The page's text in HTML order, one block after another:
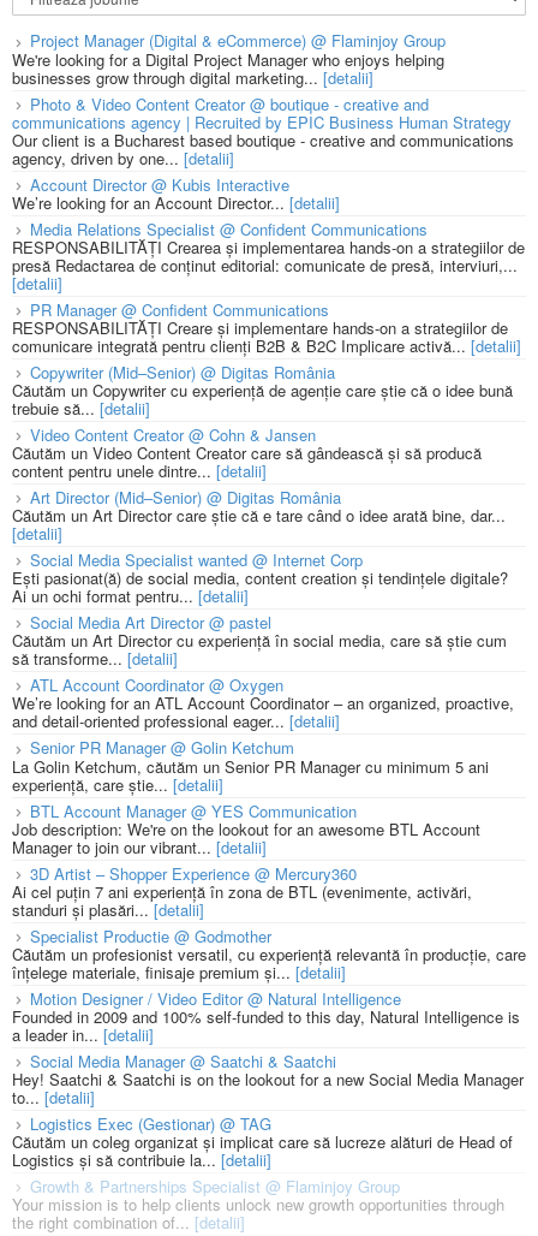
Project Manager (Digital & eCommerce) @ Flaminjoy Group
We're looking for a Digital Project Manager who enjoys helping
businesses grow through digital marketing... [detalii]
Photo & Video Content Creator @ boutique - creative and
communications agency | Recruited by EPIC Business Human Strategy
Our client is a Bucharest based boutique - creative and communications
agency, driven by one... [detalii]
Account Director @ Kubis Interactive
We’re looking for an Account Director... [detalii]
Media Relations Specialist @ Confident Communications
RESPONSABILITĂȚI Crearea și implementarea hands-on a strategiilor de
presă Redactarea de conținut editorial: comunicate de presă, interviuri,...
[detalii]
PR Manager @ Confident Communications
RESPONSABILITĂȚI Creare și implementare hands-on a strategiilor de
comunicare integrată pentru clienți B2B & B2C Implicare activă... [detalii]
Copywriter (Mid–Senior) @ Digitas România
Căutăm un Copywriter cu experiență de agenție care știe că o idee bună
trebuie să... [detalii]
Video Content Creator @ Cohn & Jansen
Căutăm un Video Content Creator care să gândească și să producă
content pentru unele dintre... [detalii]
Art Director (Mid–Senior) @ Digitas România
Căutăm un Art Director care știe că e tare când o idee arată bine, dar...
[detalii]
Social Media Specialist wanted @ Internet Corp
Ești pasionat(ă) de social media, content creation și tendințele digitale?
Ai un ochi format pentru... [detalii]
Social Media Art Director @ pastel
Căutăm un Art Director cu experiență în social media, care să știe cum
să transforme... [detalii]
ATL Account Coordinator @ Oxygen
We’re looking for an ATL Account Coordinator – an organized, proactive,
and detail-oriented professional eager... [detalii]
Senior PR Manager @ Golin Ketchum
La Golin Ketchum, căutăm un Senior PR Manager cu minimum 5 ani
experiență, care știe... [detalii]
BTL Account Manager @ YES Communication
Job description: We're on the lookout for an awesome BTL Account
Manager to join our vibrant... [detalii]
3D Artist – Shopper Experience @ Mercury360
Ai cel puțin 7 ani experiență în zona de BTL (evenimente, activări,
standuri și plasări...[detalii]
Specialist Productie @ Godmother
Căutăm un profesionist versatil, cu experiență relevantă în producție, care
înțelege materiale, finisaje premium și... [detalii]
Motion Designer / Video Editor @ Natural Intelligence
Founded in 2009 and 100% self-funded to this day, Natural Intelligence is
a leader in... [detalii]
Social Media Manager @ Saatchi & Saatchi
Hey! Saatchi & Saatchi is on the lookout for a new Social Media Manager
to... [detalii]
Logistics Exec (Gestionar) @ TAG
Căutăm un coleg organizat și implicat care să lucreze alături de Head of
Logistics și să contribuie la... [detalii]
Growth & Partnerships Specialist @ Flaminjoy Group
Your mission is to help clients unlock new growth opportunities through
the right combination of... [detalii]